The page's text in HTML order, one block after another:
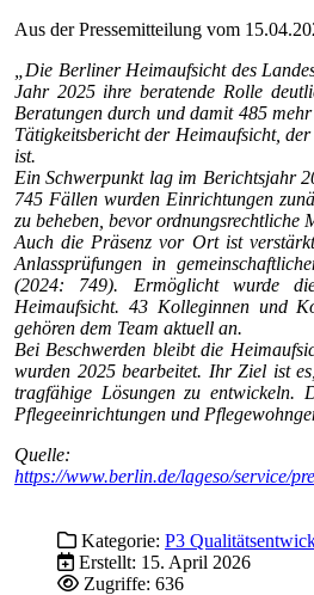
Aus der Pressemitteilung vom
Die Berliner Heimaufsicht des
Jahr 2025 ihre beratende Rolle
Beratungen durch und damit 485
Tätigkeitsbericht der Heimaufsicht,
ist.
Ein Schwerpunkt lag im Berichtsjahr
745 Fällen wurden Einrichtungen
zu beheben, bevor ordnungsrechtliche
Auch die Präsenz vor Ort ist
Anlassprüfungen in
(2024: 749). Ermöglicht wurde
Heimaufsicht. 43 Kolleginnen und
gehören dem Team aktuell an.
Bei Beschwerden bleibt die
wurden 2025 bearbeitet. Ihr Ziel ist
tragfähige Lösungen zu entwickeln.
Pflegeeinrichtungen und
Quelle:
https://www.berlin.de/lageso/service/
Kategorie: P3
Erstellt: 15. April 2026
Zugriffe: 636